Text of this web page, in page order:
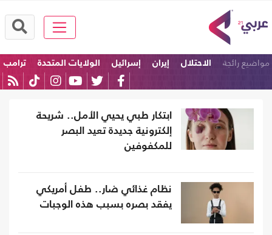
مواضيع رائجة الاحتلال إيران إسرائيل الولايات المتحدة
ترامب
ابتكار طبي يحيي الأمل.. شريحة
إلكترونية جديدة تعيد البصر
للمكفوفين
نظام غذائي ضار.. طفل أمريكي
يفقد بصره بسبب هذه الوجبات